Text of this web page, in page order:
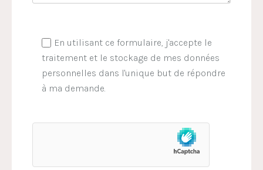
En utilisant ce formulaire, j'accepte le
traitement et le stockage de mes données
personnelles dans l'unique but de répondre
à ma demande.